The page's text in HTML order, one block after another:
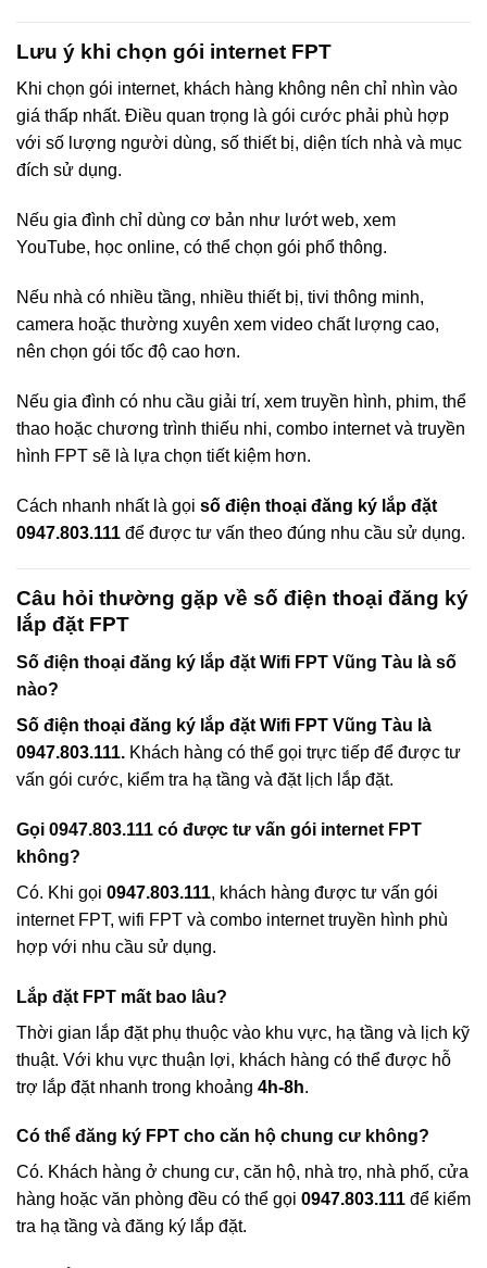
Lưu ý khi chọn gói internet FPT
Khi chọn gói internet, khách hàng không nên chỉ nhìn vào
giá thấp nhất. Điều quan trọng là gói cước phải phù hợp
với số lượng người dùng, số thiết bị, diện tích nhà và mục
đích sử dụng.
Nếu gia đình chỉ dùng cơ bản như lướt web, xem
YouTube, học online, có thể chọn gói phổ thông.
Nếu nhà có nhiều tầng, nhiều thiết bị, tivi thông minh,
camera hoặc thường xuyên xem video chất lượng cao,
nên chọn gói tốc độ cao hơn.
Nếu gia đình có nhu cầu giải trí, xem truyền hình, phim, thể
thao hoặc chương trình thiếu nhi, combo internet và truyền
hình FPT sẽ là lựa chọn tiết kiệm hơn.
Cách nhanh nhất là gọi số điện thoại đăng ký lắp đặt
0947.803.111 để được tư vấn theo đúng nhu cầu sử dụng.
Câu hỏi thường gặp về số điện thoại đăng ký
lắp đặt FPT
Số điện thoại đăng ký lắp đặt Wifi FPT Vũng Tàu là số
nào?
Số điện thoại đăng ký lắp đặt Wifi FPT Vũng Tàu là
0947.803.111. Khách hàng có thể gọi trực tiếp để được tư
vấn gói cước, kiểm tra hạ tầng và đặt lịch lắp đặt.
Gọi 0947.803.111 có được tư vấn gói internet FPT
không?
Có. Khi gọi 0947.803.111, khách hàng được tư vấn gói
internet FPT, wifi FPT và combo internet truyền hình phù
hợp với nhu cầu sử dụng.
Lắp đặt FPT mất bao lâu?
Thời gian lắp đặt phụ thuộc vào khu vực, hạ tầng và lịch kỹ
thuật. Với khu vực thuận lợi, khách hàng có thể được hỗ
trợ lắp đặt nhanh trong khoảng 4h-8h.
Có thể đăng ký FPT cho căn hộ chung cư không?
Có. Khách hàng ở chung cư, căn hộ, nhà trọ, nhà phố, cửa
hàng hoặc văn phòng đều có thể gọi 0947.803.111 để kiểm
tra hạ tầng và đăng ký lắp đặt.